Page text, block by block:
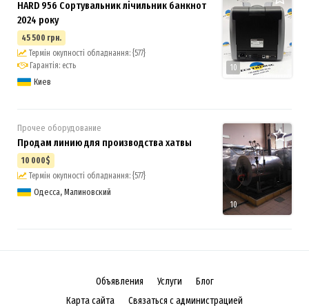
10
HARD 956 Сортувальник лічильник банкнот
2024 року
45 500 грн.
Термін окупності обладнання: {577}
Гарантія: есть
Киев
10
Прочее оборудование
Продам линию для производства хатвы
10 000$
Термін окупності обладнання: {577}
Одесса, Малиновский
Объявления Услуги
Блог
Карта сайта
Связаться с администрацией